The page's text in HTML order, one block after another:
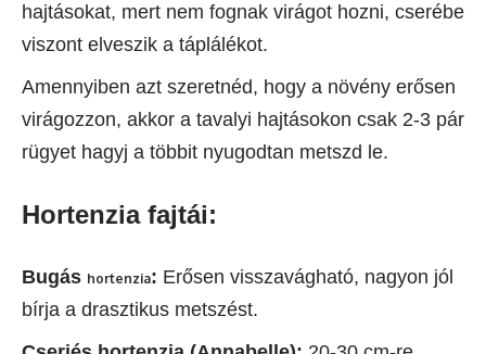
hajtásokat, mert nem fognak virágot hozni, cserébe
viszont elveszik a táplálékot.
Amennyiben azt szeretnéd, hogy a növény erősen
virágozzon, akkor a tavalyi hajtásokon csak 2-3 pár
rügyet hagyj a többit nyugodtan metszd le.
Hortenzia fajtái:
Bugás hortenzia: Erősen visszavágható, nagyon jól
bírja a drasztikus metszést.